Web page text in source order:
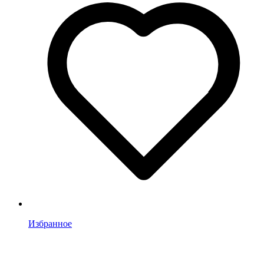
Избранное